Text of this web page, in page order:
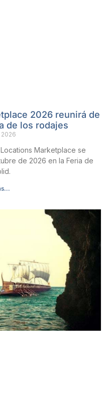
2026 reunirá de
de los rodajes
Marketplace se
de 2026 en la Feria de